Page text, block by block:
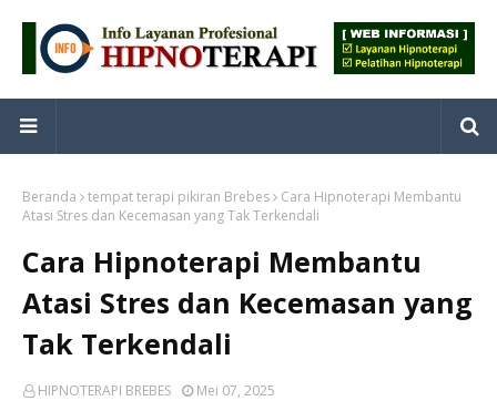
Beranda tempat terapi pikiran Brebes
Cara Hipnoterapi Membantu
Atasi Stres dan Kecemasan yang Tak Terkendali
Cara Hipnoterapi Membantu
Atasi Stres dan Kecemasan yang
Tak Terkendali
HIPNOTERAPI BREBES Mei 07, 2025